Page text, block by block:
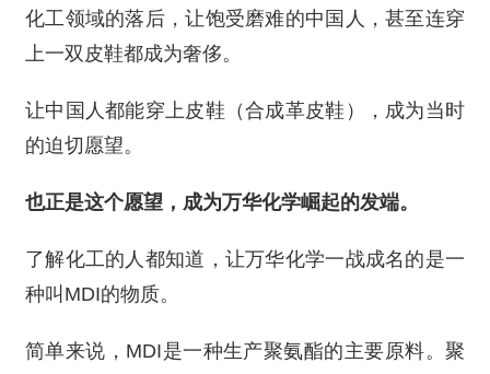
化工领域的落后，让饱受磨难的中国人，甚至连穿
上一双皮鞋都成为奢侈。
让中国人都能穿上皮鞋（合成革皮鞋），成为当时
的迫切愿望。
也正是这个愿望，成为万华化学崛起的发端。
了解化工的人都知道，让万华化学一战成名的是一
种叫MDI的物质。
简单来说，MDI是一种生产聚氨酯的主要原料。聚